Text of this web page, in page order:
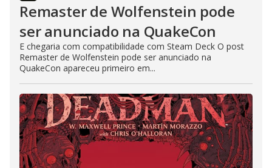
Remaster de Wolfenstein pode
ser anunciado na QuakeCon
E chegaria com compatibilidade com Steam Deck O post
Remaster de Wolfenstein pode ser anunciado na
QuakeCon apareceu primeiro em...